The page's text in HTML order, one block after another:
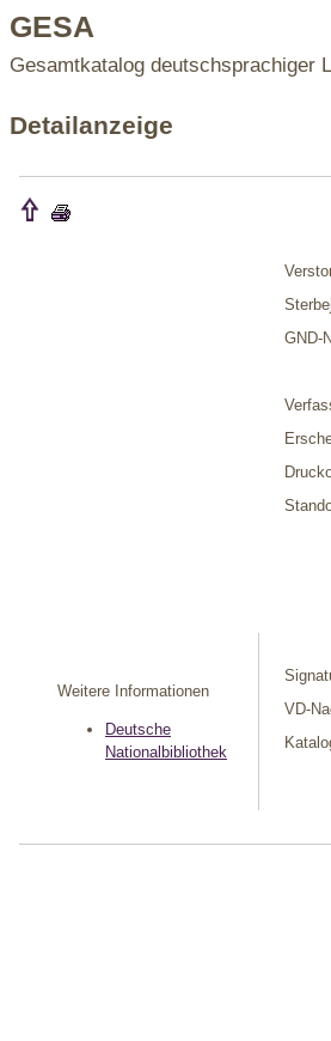
GESA
Gesamtkatalog deutschsprachiger
Detailanzeige
Weitere Informationen
Deutsche
Nationalbibliothek
GND-
VD-